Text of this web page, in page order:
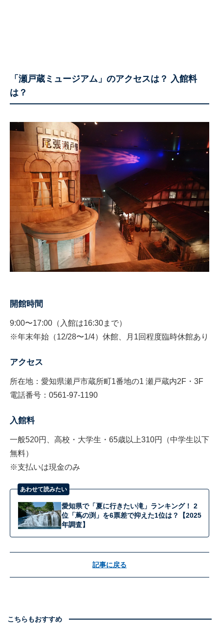
「瀬戸蔵ミュージアム」のアクセスは？ 入館料
は？
開館時間
9:00〜17:00（入館は16:30まで）
※年末年始（12/28〜1/4）休館、月1回程度臨時休館あり
アクセス
所在地：愛知県瀬戸市蔵所町1番地の1 瀬戸蔵内2F・3F
電話番号：0561-97-1190
入館料
一般520円、高校・大学生・65歳以上310円（中学生以下
無料）
※支払いは現金のみ
あわせて読みたい
愛知県で「夏に行きたい滝」ランキング！ 2
位「蔦の渕」を6票差で抑えた1位は？【2025
年調査】
記事に戻る
こちらもおすすめ